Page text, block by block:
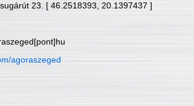
23. [ 46.2518393, 20.1397437 ]
agoraszeged